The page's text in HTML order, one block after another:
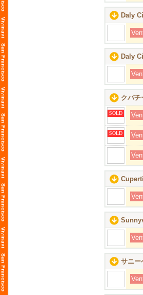
Daly
Daly
クパチ
SOLD
SOLD
サニー